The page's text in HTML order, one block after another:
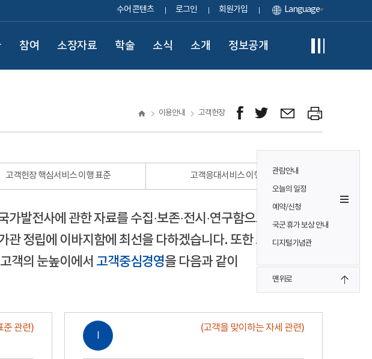
수어 콘텐츠 로그인 회원가입 Language
참여 소장자료 학술 소식 소개 정보공개
관람안내
오늘의 일정
예약/신청
국군 휴가 보상 안내
디지털기념관
맨위로
이용안내 고객헌장
고객헌장 핵심서비스 이행 표준 고객응대서비스 이행 표준
발전사에 관한 자료를 수집·보존·전시·연구함으로써
관 정립에 이바지함에 최선을 다하겠습니다. 또한 모든
객의 눈높이에서 고객중심경영을 다음과 같이
준 관련)
Ⅰ
(고객을 맞이하는 자세 관련)